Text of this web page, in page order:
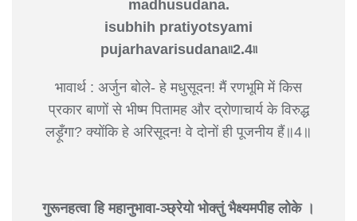
madhusudana.
isubhih pratiyotsyami
pujarhavarisudana৷৷2.4৷৷
भावार्थ : अर्जुन बोले- हे मधुसूदन! मैं रणभूमि में किस
प्रकार बाणों से भीष्म पितामह और द्रोणाचार्य के विरुद्ध
लड़ूँगा? क्योंकि हे अरिसूदन! वे दोनों ही पूजनीय हैं॥4॥
गुरूनहत्वा हि महानुभावा-ञ्छ्रेयो भोक्तुं भैक्ष्यमपीह लोके ।